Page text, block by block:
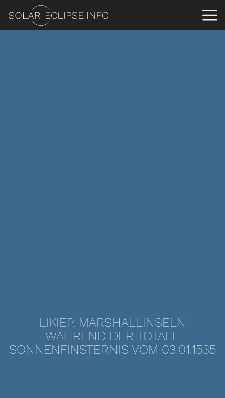
LIKIEP, MARSHALLINSELN
WÄHREND DER TOTALE
SONNENFINSTERNIS VOM 03.01.1535